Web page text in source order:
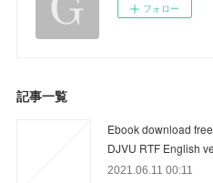
フォロー
記事一覧
Ebook download
DJVU RTF English
2021.06.11 00:11